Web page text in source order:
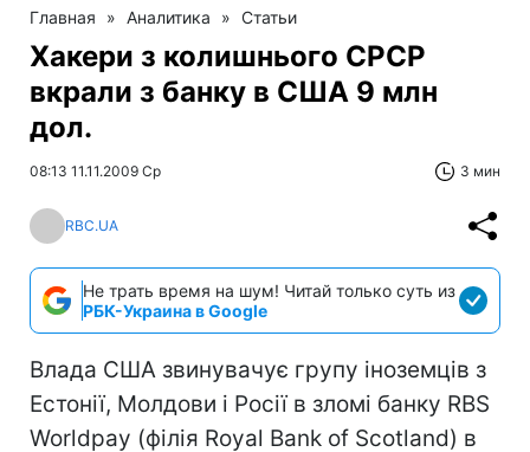
Главная » Аналитика » Статьи
Хакери з колишнього СРСР
вкрали з банку в США 9 млн
дол.
08:13 11.11.2009 Ср 3 мин
RBC.UA
Не трать время на шум! Читай только суть из
РБК-Украина в Google
Влада США звинувачує групу іноземців з
Естонії, Молдови і Росії в зломі банку RBS
Worldpay (філія Royal Bank of Scotland) в